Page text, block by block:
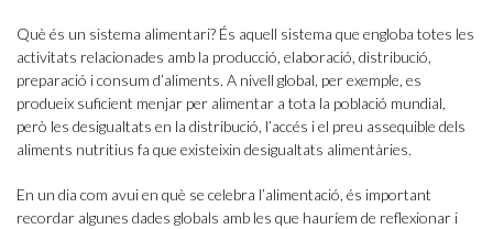
Què és un sistema alimentari? És aquell sistema que engloba totes les
activitats relacionades amb la producció, elaboració, distribució,
preparació i consum d’aliments. A nivell global, per exemple, es
produeix suficient menjar per alimentar a tota la població mundial,
però les desigualtats en la distribució, l’accés i el preu assequible dels
aliments nutritius fa que existeixin desigualtats alimentàries.
En un dia com avui en què se celebra l’alimentació, és important
recordar algunes dades globals amb les que hauríem de reflexionar i